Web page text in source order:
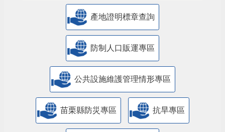
產地證明標章查詢
防制人口販運專區
​公共設施維護管理情形專區
苗栗縣防災專區 抗旱專區